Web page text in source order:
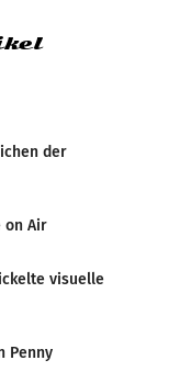
der
on Air
visuelle
Penny